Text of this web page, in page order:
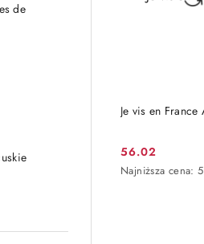
de
Je vis en France
Cena
promocyjna:
56.02
Najniższa
Najniższa cena:
DO